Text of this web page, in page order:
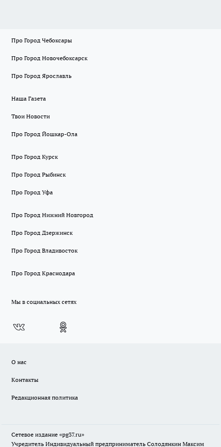
Про Город Чебоксары
Про Город Новочебоксарск
Про Город Ярославль
Наша Газета
Твои Новости
Про Город Йошкар-Ола
Про Город Курск
Про Город Рыбинск
Про Город Уфа
Про Город Нижний Новгород
Про Город Дзержинск
Про Город Владивосток
Про Город Краснодара
Мы в социальных сетях
О нас
Контакты
Редакционная политика
Сетевое издание «pg37.ru»
Учредитель Индивидуальный предприниматель Солодянкин Максим